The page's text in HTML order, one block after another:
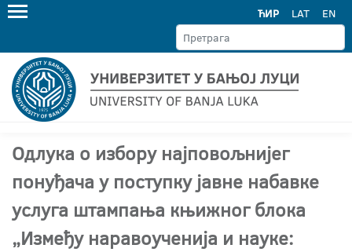
ЋИР LAT EN
Одлука о избору најповољнијег
понуђача у поступку јавне набавке
услуга штампања књижног блока
„Између наравоученија и науке: